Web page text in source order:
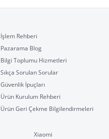
İşlem Rehberi
Pazarama Blog
Bilgi Toplumu Hizmetleri
Sıkça Sorulan Sorular
Güvenlik İpuçları
Ürün Kurulum Rehberi
Ürün Geri Çekme Bilgilendirmeleri
Xiaomi